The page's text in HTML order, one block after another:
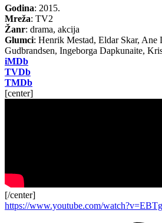
Godina: 2015.
Mreža: TV2
Žanr: drama, akcija
Glumci: Henrik Mestad, Eldar Skar, Ane
Gudbrandsen, Ingeborga Dapkunaite,
iMDb
TVDb
TMDb
[center]
[/center]
https://www.youtube.com/